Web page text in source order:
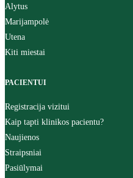
Alytus
Marijampolė
Utena
Kiti miestai
PACIENTUI
Registracija vizitui
Kaip tapti klinikos pacientu?
Naujienos
Straipsniai
Pasiūlymai